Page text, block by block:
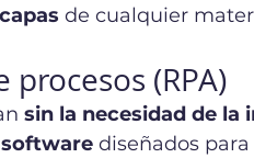
de cualquier
(RPA)
sin la necesidad de la
diseñados